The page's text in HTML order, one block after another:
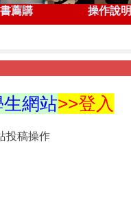
薦購 操作說明
寫作競賽
生網站>>登入